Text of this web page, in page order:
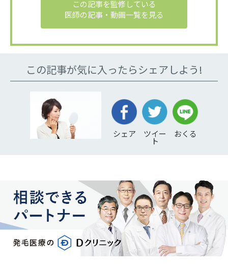
この記事を監修している
医師の記事・動画一覧を見る
この記事が気に入ったらシェアしよう!
シェア ツイー
ト
おくる